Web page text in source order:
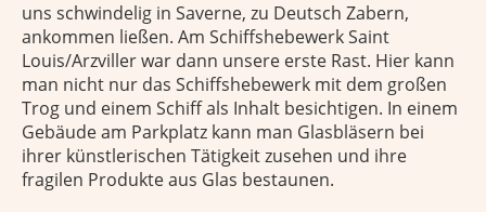
uns schwindelig in Saverne, zu Deutsch Zabern,
ankommen ließen. Am Schiffshebewerk Saint
Louis/Arzviller war dann unsere erste Rast. Hier kann
man nicht nur das Schiffshebewerk mit dem großen
Trog und einem Schiff als Inhalt besichtigen. In einem
Gebäude am Parkplatz kann man Glasbläsern bei
ihrer künstlerischen Tätigkeit zusehen und ihre
fragilen Produkte aus Glas bestaunen.